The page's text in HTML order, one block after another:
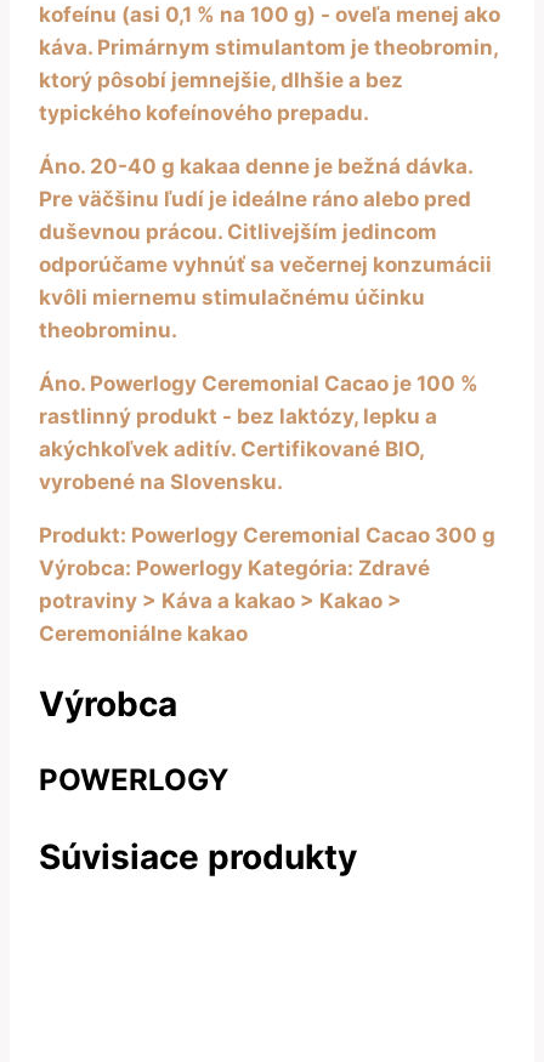
kofeínu (asi 0,1 % na 100 g) - oveľa menej ako
káva. Primárnym stimulantom je theobromin,
ktorý pôsobí jemnejšie, dlhšie a bez
typického kofeínového prepadu.
Áno. 20-40 g kakaa denne je bežná dávka.
Pre väčšinu ľudí je ideálne ráno alebo pred
duševnou prácou. Citlivejším jedincom
odporúčame vyhnúť sa večernej konzumácii
kvôli miernemu stimulačnému účinku
theobrominu.
Áno. Powerlogy Ceremonial Cacao je 100 %
rastlinný produkt - bez laktózy, lepku a
akýchkoľvek aditív. Certifikované BIO,
vyrobené na Slovensku.
Produkt: Powerlogy Ceremonial Cacao 300 g
Výrobca: Powerlogy Kategória: Zdravé
potraviny > Káva a kakao > Kakao >
Ceremoniálne kakao
Výrobca
POWERLOGY
Súvisiace produkty